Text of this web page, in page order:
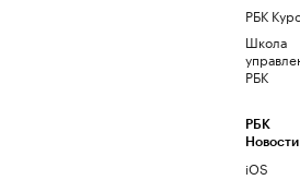
РБК
Школа
РБК
РБК
Новости
iOS